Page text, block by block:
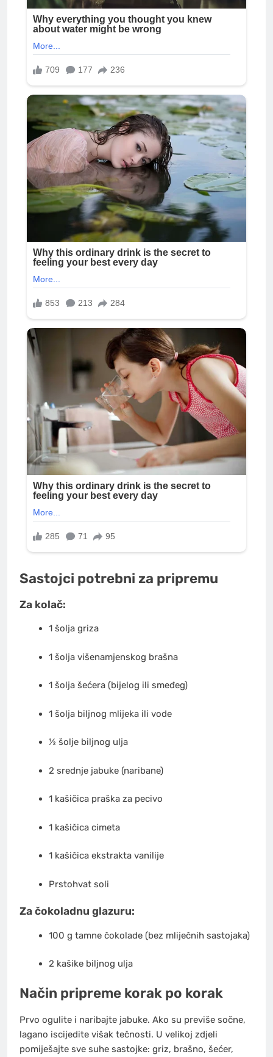
Sastojci potrebni za pripremu
Za kolač:
1 šolja griza
1 šolja višenamjenskog brašna
1 šolja šećera (bijelog ili smeđeg)
1 šolja biljnog mlijeka ili vode
½ šolje biljnog ulja
2 srednje jabuke (naribane)
1 kašičica praška za pecivo
1 kašičica cimeta
1 kašičica ekstrakta vanilije
Prstohvat soli
Za čokoladnu glazuru:
100 g tamne čokolade (bez mliječnih sastojaka)
2 kašike biljnog ulja
Način pripreme korak po korak
Prvo ogulite i naribajte jabuke. Ako su previše sočne,
lagano iscijedite višak tečnosti. U velikoj zdjeli
pomiješajte sve suhe sastojke: griz, brašno, šećer,